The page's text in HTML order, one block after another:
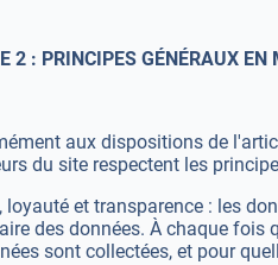
2 : PRINCIPES GÉNÉRAUX EN
aux dispositions de
du site respectent les
loyauté et transparence : les
des données. À chaque fois
sont collectées, et pour